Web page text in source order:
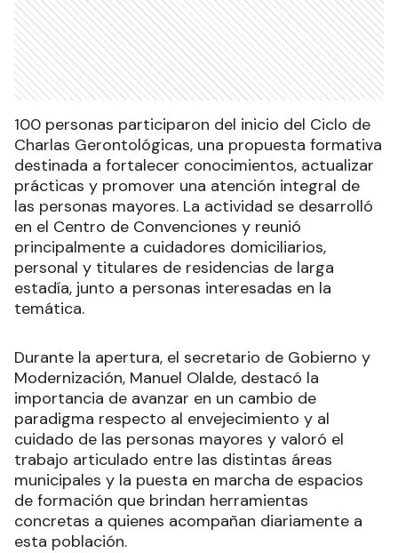
100 personas participaron del inicio del Ciclo de
Charlas Gerontológicas, una propuesta formativa
destinada a fortalecer conocimientos, actualizar
prácticas y promover una atención integral de
las personas mayores. La actividad se desarrolló
en el Centro de Convenciones y reunió
principalmente a cuidadores domiciliarios,
personal y titulares de residencias de larga
estadía, junto a personas interesadas en la
temática.
Durante la apertura, el secretario de Gobierno y
Modernización, Manuel Olalde, destacó la
importancia de avanzar en un cambio de
paradigma respecto al envejecimiento y al
cuidado de las personas mayores y valoró el
trabajo articulado entre las distintas áreas
municipales y la puesta en marcha de espacios
de formación que brindan herramientas
concretas a quienes acompañan diariamente a
esta población.